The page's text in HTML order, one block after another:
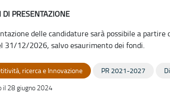
PRESENTAZIONE
delle candidature sarà possibile a
31/12/2026, salvo esaurimento dei fondi.
ricerca e Innovazione PR 2021-2027
il 28 giugno 2024